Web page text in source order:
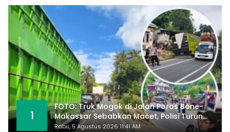
1
FOTO: Truk Mogok di Jalan Poros Bone-
Makassar Sebabkan Macet, Polisi Turun
Tangan
Rabu, 5 Agustus 2026 11:41 AM